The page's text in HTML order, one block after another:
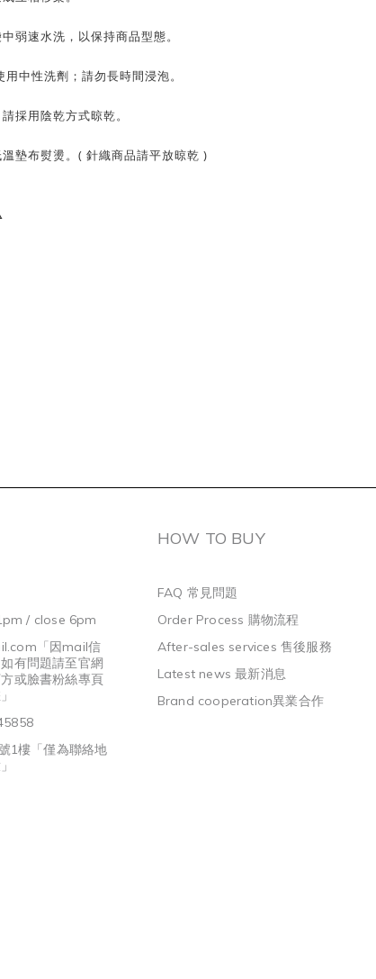
弱速水洗，以保持商品型態。
中性洗劑；請勿長時間浸泡。
採用陰乾方式晾乾。
墊布熨燙。( 針織商品請平放晾乾 )
/ close 6pm
「因mail信
有問題請至官網
或臉書粉絲專頁
1樓「僅為聯絡地
HOW TO BUY
FAQ 常見問題
Order Process 購物流程
After-sales services 售後服務
Latest news 最新消息
Brand cooperation異業合作